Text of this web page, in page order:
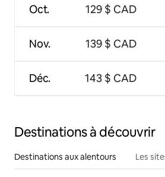
Oct.
Nov.
Déc.
129 $ CAD
139 $ CAD
143 $ CAD
Destinations à découvrir
Destinations aux alentours Les